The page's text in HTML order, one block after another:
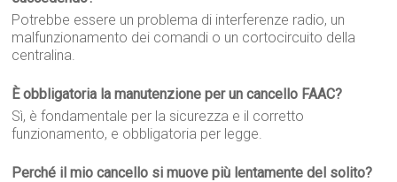
Potrebbe essere un problema di interferenze radio, un
malfunzionamento dei comandi o un cortocircuito della
centralina.
È obbligatoria la manutenzione per un cancello FAAC?
Sì, è fondamentale per la sicurezza e il corretto
funzionamento, e obbligatoria per legge.
Perché il mio cancello si muove più lentamente del solito?